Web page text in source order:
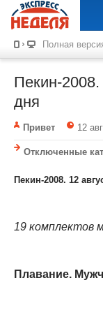
Полная
Пекин-
дня
Привет 12
Отключенные
Пекин-2008. 12
19 комплектов
Плавание.